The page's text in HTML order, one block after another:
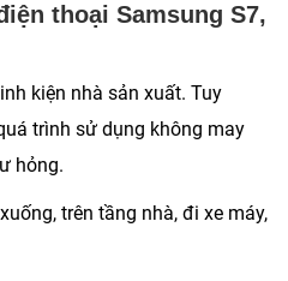
thoại Samsung S7,
kiện nhà sản xuất. Tuy
trình sử dụng không may
hỏng.
trên tầng nhà, đi xe máy,